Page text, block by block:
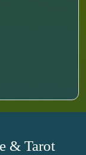
& Tarot